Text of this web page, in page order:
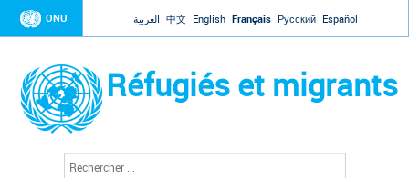
Jump to navigation
ONU العربية 中文 English Français Русский Español
Réfugiés et migrants